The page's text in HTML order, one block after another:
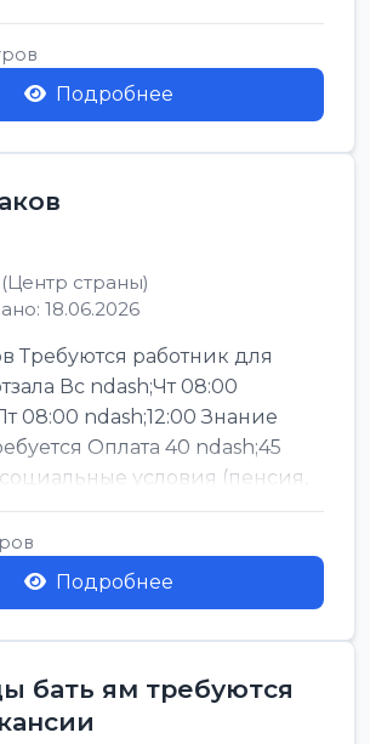
Подробнее
страны)
18.06.2026
Требуются работник для
Вс ndash;Чт 08:00
08:00 ndash;12:00 Знание
Оплата 40 ndash;45
условия (пенсия,
Подробнее
бать ям требуются